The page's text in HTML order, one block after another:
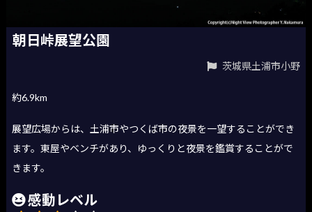
朝日峠展望公園
茨城県土浦市小野
約6.9km
展望広場からは、土浦市やつくば市の夜景を一望することができ
ます。東屋やベンチがあり、ゆっくりと夜景を鑑賞することがで
きます。
感動レベル